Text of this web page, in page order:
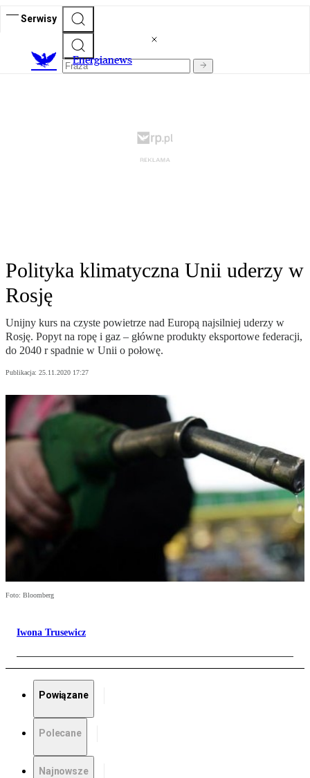
Serwisy
Energianews
Polityka klimatyczna Unii uderzy w
Rosję
Unijny kurs na czyste powietrze nad Europą najsilniej uderzy w
Rosję. Popyt na ropę i gaz – główne produkty eksportowe federacji,
do 2040 r spadnie w Unii o połowę.
Publikacja: 25.11.2020 17:27
Foto: Bloomberg
Iwona Trusewicz
Powiązane
Polecane
Najnowsze